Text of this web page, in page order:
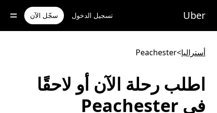
للوصول
المحتوى
Uber تسجيل الدخول سجّل الآن
أستراليا>
Peachester
اطلب رحلة الآن أو لاحقًا
في Peachester